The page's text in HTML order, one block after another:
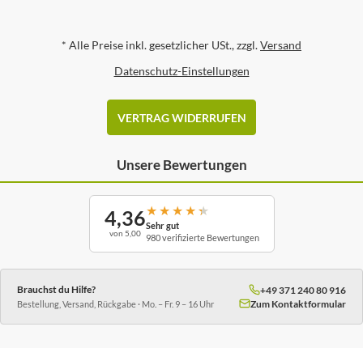
* Alle Preise inkl. gesetzlicher USt., zzgl.Versand
Datenschutz-Einstellungen
VERTRAG WIDERRUFEN
Unsere Bewertungen
4,36
von 5,00
★ ★ ★ ★ ★
Sehr gut
980 verifizierte Bewertungen
Brauchst du Hilfe?
Bestellung, Versand, Rückgabe · Mo. – Fr. 9 – 16 Uhr
+49 371 240 80 916
Zum Kontaktformular